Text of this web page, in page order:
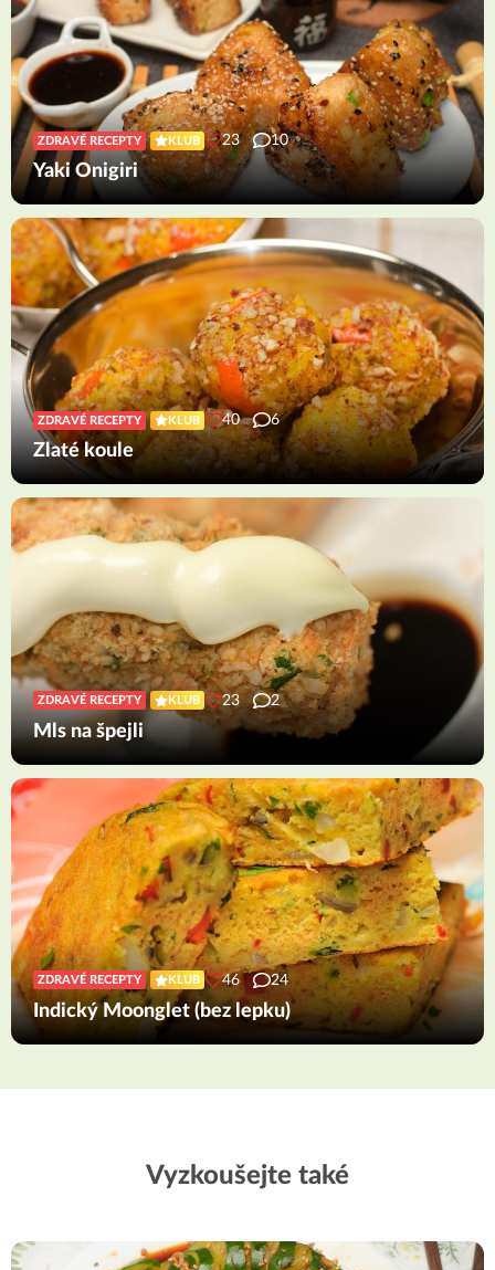
ZDRAVÉ RECEPTY KLUB 23 10
Yaki Onigiri
ZDRAVÉ RECEPTY KLUB 40 6
Zlaté koule
ZDRAVÉ RECEPTY KLUB 23 2
Mls na špejli
ZDRAVÉ RECEPTY KLUB 46 24
Indický Moonglet (bez lepku)
Vyzkoušejte také